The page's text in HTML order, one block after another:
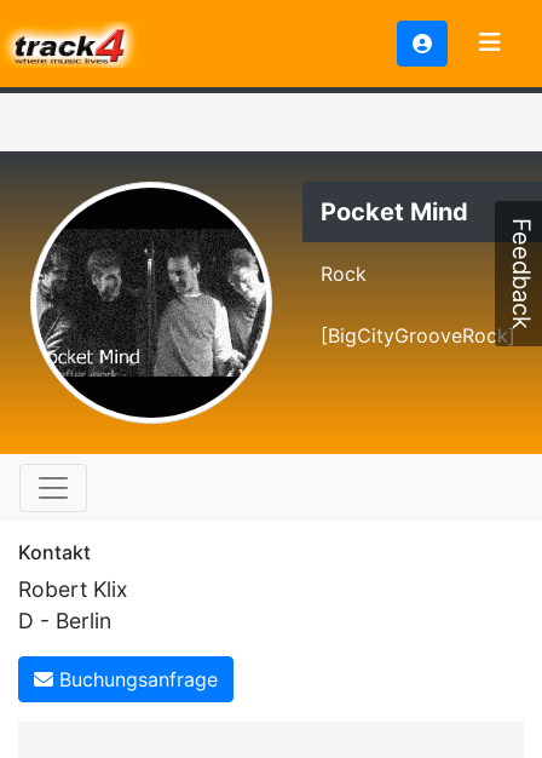
Pocket Mind
Rock
[BigCityGrooveRock]
Kontakt
Robert Klix
D - Berlin
Buchungsanfrage
Feedback